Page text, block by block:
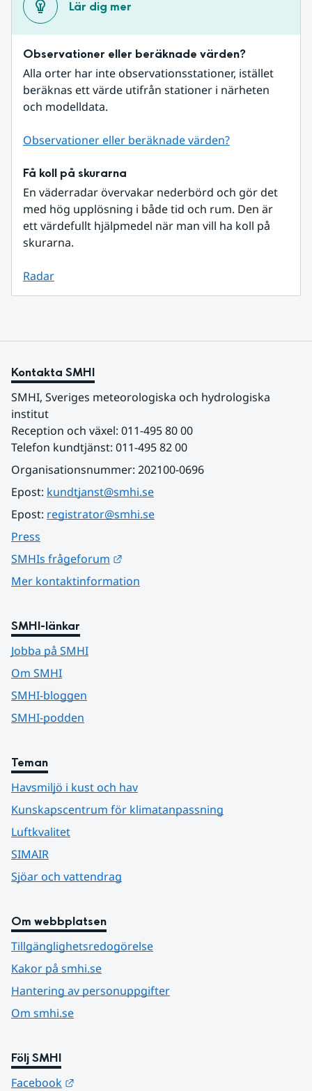
Lär dig mer
Observationer eller beräknade värden?
Alla orter har inte observationsstationer, istället
beräknas ett värde utifrån stationer i närheten
och modelldata.
Observationer eller beräknade värden?
Få koll på skurarna
En väderradar övervakar nederbörd och gör det
med hög upplösning i både tid och rum. Den är
ett värdefullt hjälpmedel när man vill ha koll på
skurarna.
Radar
Kontakta SMHI
SMHI, Sveriges meteorologiska och hydrologiska
institut
Reception och växel: 011-495 80 00
Telefon kundtjänst: 011-495 82 00
Organisationsnummer: 202100-0696
Epost: kundtjanst@smhi.se
Epost: registrator@smhi.se
Press
SMHIs frågeforum
Mer kontaktinformation
SMHI-länkar
Jobba på SMHI
Om SMHI
SMHI-bloggen
SMHI-podden
Teman
Havsmiljö i kust och hav
Kunskapscentrum för klimatanpassning
Luftkvalitet
SIMAIR
Sjöar och vattendrag
Om webbplatsen
Tillgänglighetsredogörelse
Kakor på smhi.se
Hantering av personuppgifter
Om smhi.se
Följ SMHI
Facebook